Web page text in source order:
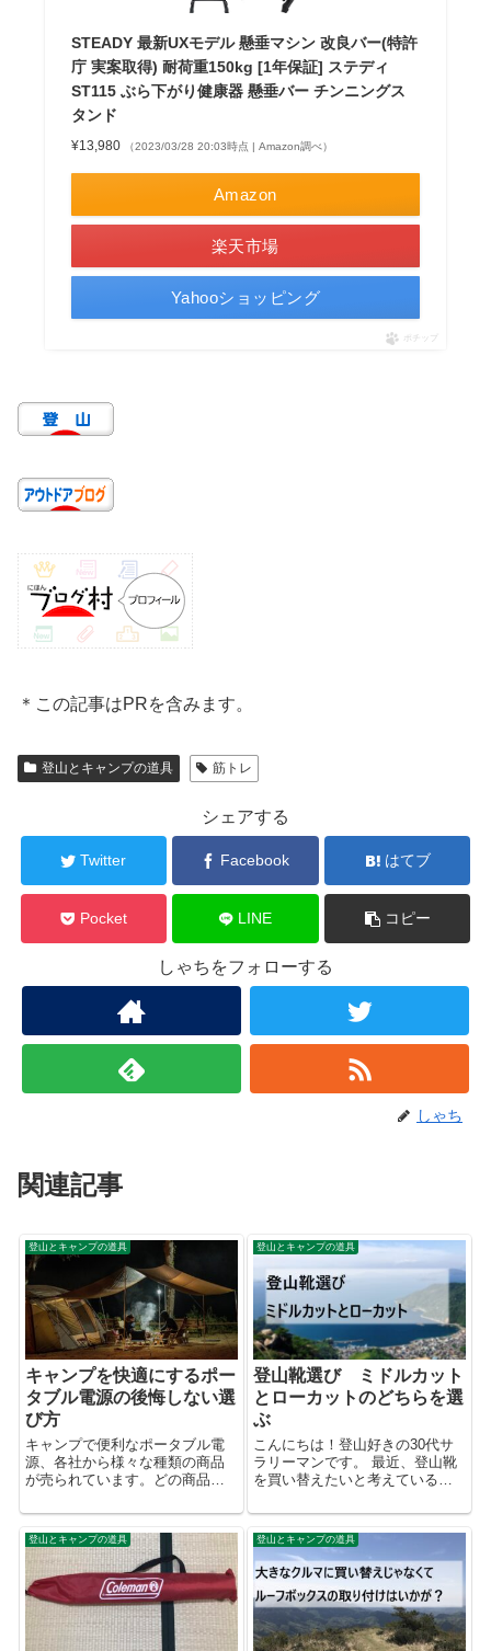
STEADY 最新UXモデル 懸垂マシン 改良バー(特許
庁 実案取得) 耐荷重150kg [1年保証] ステディ
ST115 ぶら下がり健康器 懸垂バー チンニングス
タンド
¥13,980 （2023/03/28 20:03時点 | Amazon調べ）
Amazon
楽天市場
Yahooショッピング
ポチップ
＊この記事はPRを含みます。
登山とキャンプの道具 筋トレ
シェアする
Twitter Facebook はてブ
Pocket LINE コピー
しゃちをフォローする
しゃち
関連記事
登山とキャンプの道具
キャンプを快適にするポー
タブル電源の後悔しない選
び方
キャンプで便利なポータブル電
源、各社から様々な種類の商品
が売られています。どの商品を
でしょうか？ あまり考えずに有
名メーカーの売れ筋を選んでし
まうと後悔をする可能性があり
ます。 有名なメーカーの商品を
買ったけど、...
登山とキャンプの道具
登山靴選び ミドルカット
とローカットのどちらを選
ぶ
こんにちは！登山好きの30代サ
ラリーマンです。 最近、登山靴
を買い替えたいと考えているの
ト」と「ローカット」のどちら
にするかです。 安心・安全に登
山するためには「ミドルカッ
ト」だとは思うのですが、私は
最近ローカ...
登山とキャンプの道具 登山とキャンプの道具